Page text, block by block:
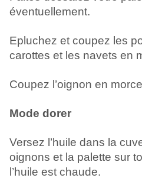
éventuellement.
Epluchez et coupez les
carottes et les navets en
Coupez l’oignon en
Mode dorer
Versez l’huile dans la
oignons et la palette sur
l’huile est chaude.